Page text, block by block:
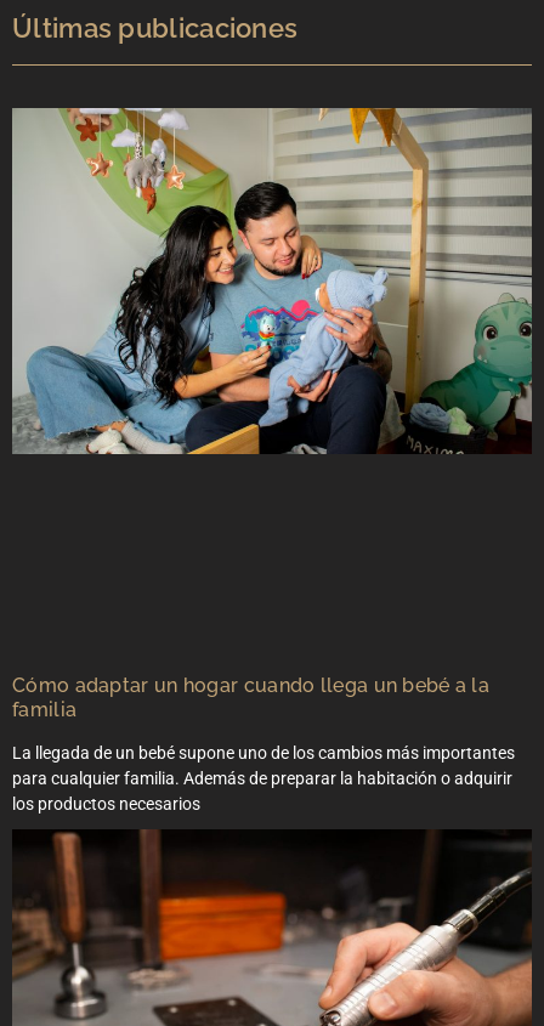
Últimas publicaciones
Cómo adaptar un hogar cuando llega un bebé a la
familia
La llegada de un bebé supone uno de los cambios más importantes
para cualquier familia. Además de preparar la habitación o adquirir
los productos necesarios